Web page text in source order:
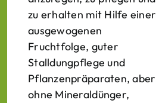
zu erhalten mit Hilfe einer
ausgewogenen
Fruchtfolge, guter
Stalldungpflege und
Pflanzenpräparaten, aber
ohne Mineraldünger,